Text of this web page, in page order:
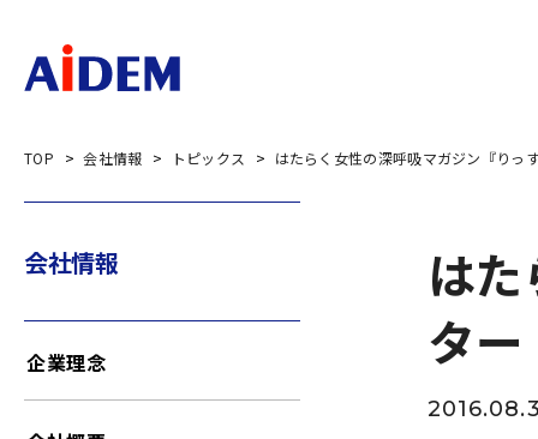
TOP 会社情報 トピックス はたらく女性の深呼吸マガジン『りっ
は
タ
会社情報
企業理念